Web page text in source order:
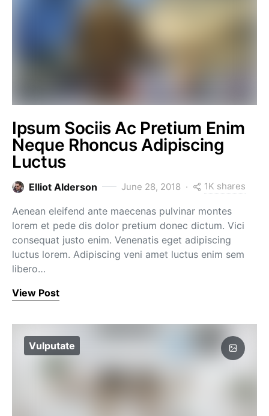
Ipsum Sociis Ac Pretium Enim
Neque Rhoncus Adipiscing
Luctus
Elliot Alderson June 28, 2018 1K shares
Aenean eleifend ante maecenas pulvinar montes
lorem et pede dis dolor pretium donec dictum. Vici
consequat justo enim. Venenatis eget adipiscing
luctus lorem. Adipiscing veni amet luctus enim sem
libero…
View Post
Vulputate